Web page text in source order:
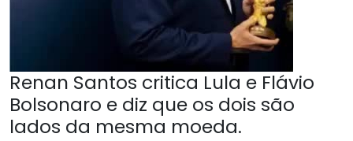
Renan Santos critica Lula e Flávio
Bolsonaro e diz que os dois são
lados da mesma moeda.